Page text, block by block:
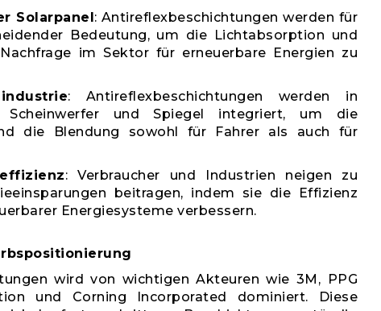
Solarpanel: Antireflexbeschichtungen werden für
Bedeutung, um die Lichtabsorption und
im Sektor für erneuerbare Energien zu
: Antireflexbeschichtungen werden in
Scheinwerfer und Spiegel integriert, um die
die Blendung sowohl für Fahrer als auch für
: Verbraucher und Industrien neigen zu
beitragen, indem sie die Effizienz
Energiesysteme verbessern.
wird von wichtigen Akteuren wie 3M, PPG
und Corning Incorporated dominiert. Diese